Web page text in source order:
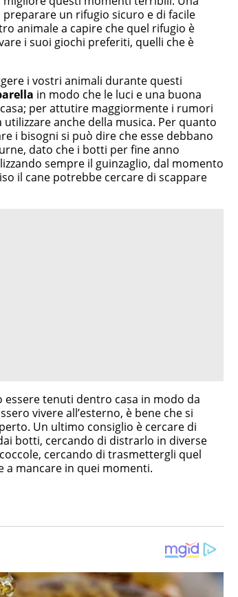
un rifugio sicuro e di facile
animale a capire che quel rifugio è
i suoi giochi preferiti, quelli che è
i vostri animali durante questi
in modo che le luci e una buona
per attutire maggiormente i rumori
anche della musica. Per quanto
i bisogni si può dire che esse debbano
dato che i botti per fine anno
sempre il guinzaglio, dal momento
il cane potrebbe cercare di scappare
tenuti dentro casa in modo da
vivere all’esterno, è bene che si
Un ultimo consiglio è cercare di
botti, cercando di distrarlo in diverse
cercando di trasmettergli quel
a mancare in quei momenti.